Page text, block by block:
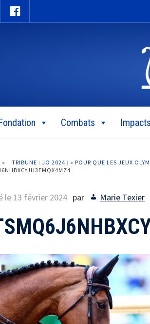
Combats Impacts
»
TRIBUNE : JO 2024 : « POUR QUE LES JEUX
le 13 février 2024 par Marie Texier